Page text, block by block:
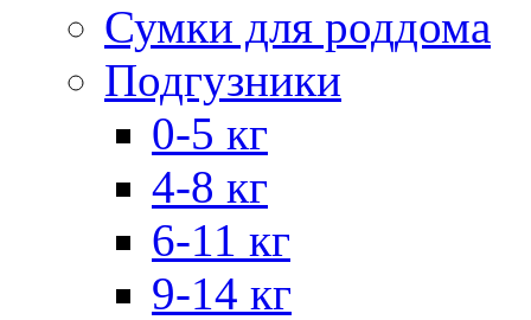
Сумки для роддома
Подгузники
0-5 кг
4-8 кг
6-11 кг
9-14 кг